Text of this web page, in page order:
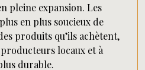
pleine expansion. Les
en plus soucieux de
produits qu’ils achètent,
locaux et à
durable.